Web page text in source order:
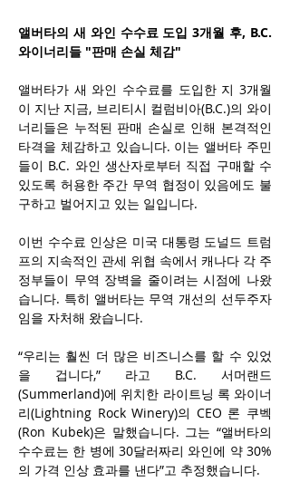
앨버타의 새 와인 수수료 도입 3개월 후, B.C.
와이너리들 "판매 손실 체감"
앨버타가 새 와인 수수료를 도입한 지 3개월
이 지난 지금, 브리티시 컬럼비아(B.C.)의 와이
너리들은 누적된 판매 손실로 인해 본격적인
타격을 체감하고 있습니다. 이는 앨버타 주민
들이 B.C. 와인 생산자로부터 직접 구매할 수
있도록 허용한 주간 무역 협정이 있음에도 불
구하고 벌어지고 있는 일입니다.
이번 수수료 인상은 미국 대통령 도널드 트럼
프의 지속적인 관세 위협 속에서 캐나다 각 주
정부들이 무역 장벽을 줄이려는 시점에 나왔
습니다. 특히 앨버타는 무역 개선의 선두주자
임을 자처해 왔습니다.
“우리는 훨씬 더 많은 비즈니스를 할 수 있었
을 겁니다,” 라고 B.C. 서머랜드
(Summerland)에 위치한 라이트닝 록 와이너
리(Lightning Rock Winery)의 CEO 론 쿠벡
(Ron Kubek)은 말했습니다. 그는 “앨버타의
수수료는 한 병에 30달러짜리 와인에 약 30%
의 가격 인상 효과를 낸다”고 추정했습니다.